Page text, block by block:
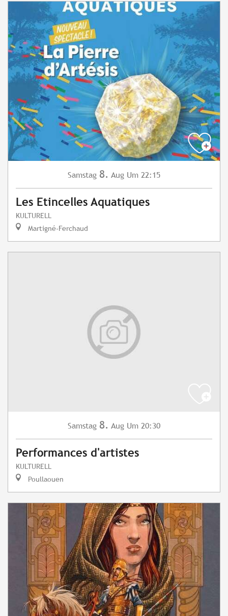
Samstag 8. Aug Um 22:15
Les Etincelles Aquatiques
KULTURELL
Martigné-Ferchaud
Samstag 8. Aug Um 20:30
Performances d'artistes
KULTURELL
Poullaouen